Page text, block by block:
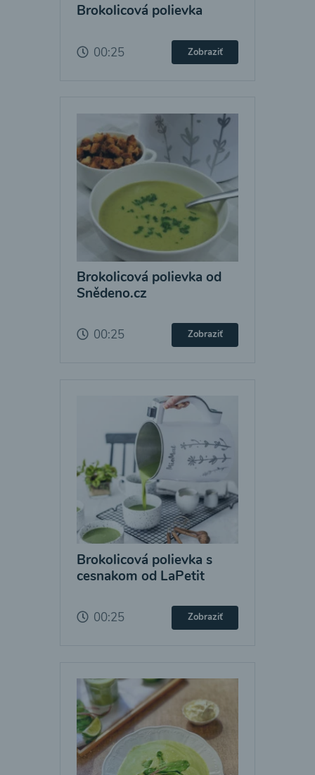
Brokolicová polievka
00:25 Zobraziť
Brokolicová polievka od
Snědeno.cz
00:25 Zobraziť
Brokolicová polievka s
cesnakom od LaPetit
00:25 Zobraziť